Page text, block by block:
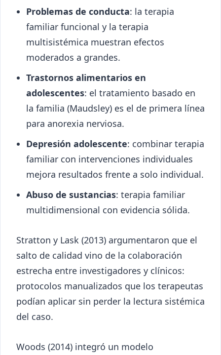
Problemas de conducta: la terapia
familiar funcional y la terapia
multisistémica muestran efectos
moderados a grandes.
Trastornos alimentarios en
adolescentes: el tratamiento basado en
la familia (Maudsley) es el de primera línea
para anorexia nerviosa.
Depresión adolescente: combinar terapia
familiar con intervenciones individuales
mejora resultados frente a solo individual.
Abuso de sustancias: terapia familiar
multidimensional con evidencia sólida.
Stratton y Lask (2013) argumentaron que el
salto de calidad vino de la colaboración
estrecha entre investigadores y clínicos:
protocolos manualizados que los terapeutas
podían aplicar sin perder la lectura sistémica
del caso.
Woods (2014) integró un modelo